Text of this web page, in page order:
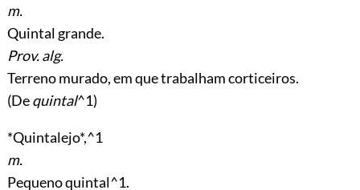
m.
Quintal grande.
Prov. alg.
Terreno murado, em que trabalham corticeiros.
(Dequintal^1)
*Quintalejo*,^1
m.
Pequeno quintal^1.